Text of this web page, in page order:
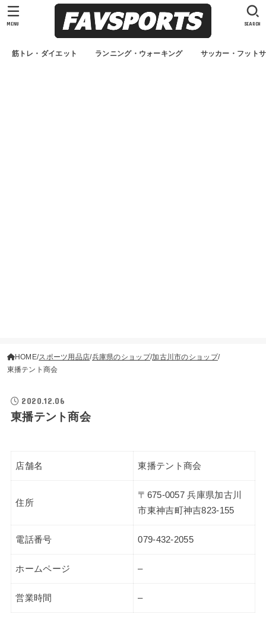
筋トレ・ダイエット ランニング・ウォーキング サッカー・フット
SEARCH
MENU
HOME スポーツ用品店 兵庫県のショップ 加古川市のショップ
東播テント商会
2020.12.06
東播テント商会
店舗名 東播テント商会
住所
〒675-0057 兵庫県加古川
市東神吉町神吉823-155
電話番号 079-432-2055
ホームページ –
営業時間 –